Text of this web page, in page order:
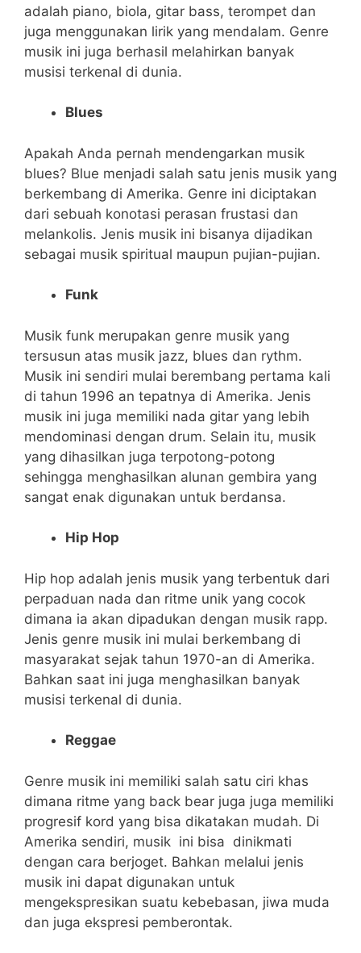
adalah piano, biola, gitar bass, terompet dan
juga menggunakan lirik yang mendalam. Genre
musik ini juga berhasil melahirkan banyak
musisi terkenal di dunia.
Blues
Apakah Anda pernah mendengarkan musik
blues? Blue menjadi salah satu jenis musik yang
berkembang di Amerika. Genre ini diciptakan
dari sebuah konotasi perasan frustasi dan
melankolis. Jenis musik ini bisanya dijadikan
sebagai musik spiritual maupun pujian-pujian.
Funk
Musik funk merupakan genre musik yang
tersusun atas musik jazz, blues dan rythm.
Musik ini sendiri mulai berembang pertama kali
di tahun 1996 an tepatnya di Amerika. Jenis
musik ini juga memiliki nada gitar yang lebih
mendominasi dengan drum. Selain itu, musik
yang dihasilkan juga terpotong-potong
sehingga menghasilkan alunan gembira yang
sangat enak digunakan untuk berdansa.
Hip Hop
Hip hop adalah jenis musik yang terbentuk dari
perpaduan nada dan ritme unik yang cocok
dimana ia akan dipadukan dengan musik rapp.
Jenis genre musik ini mulai berkembang di
masyarakat sejak tahun 1970-an di Amerika.
Bahkan saat ini juga menghasilkan banyak
musisi terkenal di dunia.
Reggae
Genre musik ini memiliki salah satu ciri khas
dimana ritme yang back bear juga juga memiliki
progresif kord yang bisa dikatakan mudah. Di
Amerika sendiri, musik ini bisa dinikmati
dengan cara berjoget. Bahkan melalui jenis
musik ini dapat digunakan untuk
mengekspresikan suatu kebebasan, jiwa muda
dan juga ekspresi pemberontak.